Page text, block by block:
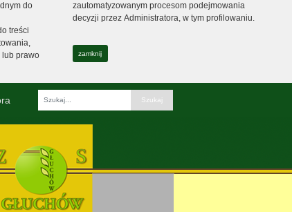
do
treści
prawo
zautomatyzowanym procesom podejmowania
decyzji przez Administratora, w tym profilowaniu.
zamknij
Fraza